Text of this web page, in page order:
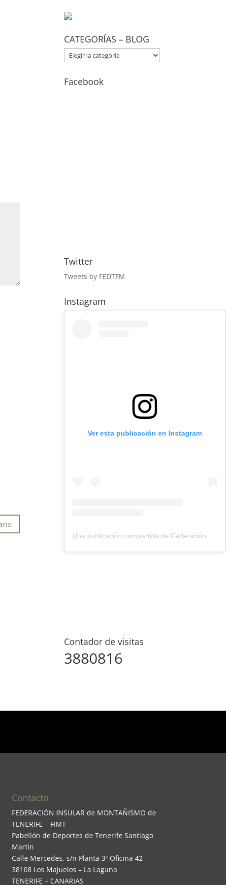
CATEGORÍAS – BLOG
CATEGORÍAS
–
BLOG
Facebook
Twitter
Tweets by FEDTFM
Instagram
Ver esta publicación en Instagram
Contador de visitas
3880816
Contacto
FEDERACIÓN INSULAR de MONTAÑISMO de
TENERIFE – FIMT
Pabellón de Deportes de Tenerife Santiago
Martin
Calle Mercedes, s/n Planta 3ª Oficina 42
38108 Los Majuelos – La Laguna
TENERIFE – CANARIAS